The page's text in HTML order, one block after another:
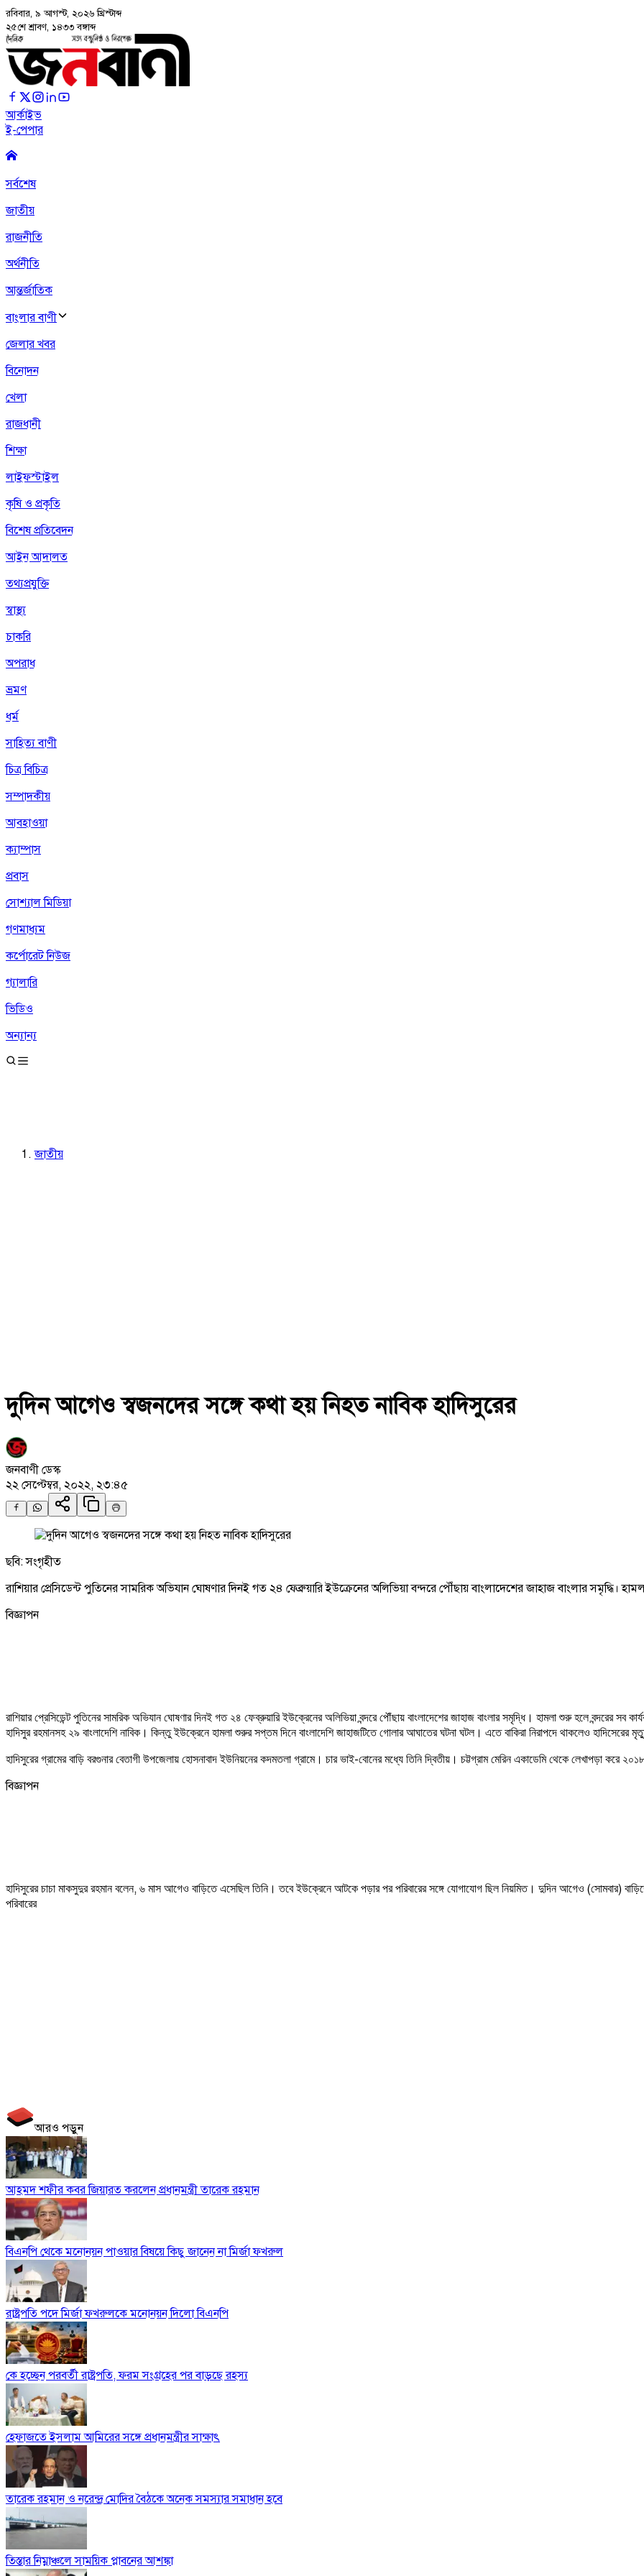
রবিবার, ৯ আগস্ট, ২০২৬ খ্রিস্টাব্দ
২৫শে শ্রাবণ, ১৪৩৩ বঙ্গাব্দ
আর্কাইভ
ই-পেপার
সর্বশেষ
জাতীয়
রাজনীতি
অর্থনীতি
আন্তর্জাতিক
বাংলার বাণী
জেলার খবর
বিনোদন
খেলা
রাজধানী
শিক্ষা
লাইফস্টাইল
কৃষি ও প্রকৃতি
বিশেষ প্রতিবেদন
আইন আদালত
তথ্যপ্রযুক্তি
স্বাস্থ্য
চাকরি
অপরাধ
ভ্রমণ
ধর্ম
সাহিত্য বাণী
চিত্র বিচিত্র
সম্পাদকীয়
আবহাওয়া
ক্যাম্পাস
প্রবাস
সোশ্যাল মিডিয়া
গণমাধ্যম
কর্পোরেট নিউজ
গ্যালারি
ভিডিও
অন্যান্য
জাতীয়
দুদিন আগেও স্বজনদের সঙ্গে কথা হয় নিহত নাবিক হাদিসুরের
জনবাণী ডেস্ক
২২ সেপ্টেম্বর, ২০২২, ২৩:৪৫
ছবি: সংগৃহীত
রাশিয়ার প্রেসিডেন্ট পুতিনের সামরিক অভিযান ঘোষণার দিনই গত ২৪ ফেব্রুয়ারি ইউক্রেনের অলিভিয়া বন্দরে পৌঁছায় বাংলাদেশের জাহাজ বাংলার সমৃদ্ধি।
বিজ্ঞাপন
রাশিয়ার প্রেসিডেন্ট পুতিনের সামরিক অভিযান ঘোষণার দিনই গত ২৪ ফেব্রুয়ারি ইউক্রেনের অলিভিয়া বন্দরে পৌঁছায় বাংলাদেশের জাহাজ বাংলার সমৃদ্ধি। হামলা শুরু হলে বন্দরের সব
হাদিসুর রহমানসহ ২৯ বাংলাদেশি নাবিক। কিন্তু ইউক্রেনে হামলা শুরুর সপ্তম দিনে বাংলাদেশি জাহাজটিতে গোলার আঘাতের ঘটনা ঘটল। এতে বাকিরা নিরাপদে থাকলেও হাদিসেরের
হাদিসুরের গ্রামের বাড়ি বরগুনার বেতাগী উপজেলায় হোসনাবাদ ইউনিয়নের কদমতলা গ্রামে। চার ভাই-বোনের মধ্যে তিনি দ্বিতীয়। চট্টগ্রাম মেরিন একাডেমি থেকে লেখাপড়া করে ২০১৮
বিজ্ঞাপন
হাদিসুরের চাচা মাকসুদুর রহমান বলেন, ৬ মাস আগেও বাড়িতে এসেছিল তিনি। তবে ইউক্রেনে আটকে পড়ার পর পরিবারের সঙ্গে যোগাযোগ ছিল নিয়মিত। দুদিন আগেও (সোমবার)
পরিবারের
আরও পড়ুন
আহমদ শফীর কবর জিয়ারত করলেন প্রধানমন্ত্রী তারেক রহমান
বিএনপি থেকে মনোনয়ন পাওয়ার বিষয়ে কিছু জানেন না মির্জা ফখরুল
রাষ্ট্রপতি পদে মির্জা ফখরুলকে মনোনয়ন দিলো বিএনপি
কে হচ্ছেন পরবর্তী রাষ্ট্রপতি, ফরম সংগ্রহের পর বাড়ছে রহস্য
হেফাজতে ইসলাম আমিরের সঙ্গে প্রধানমন্ত্রীর সাক্ষাৎ
তারেক রহমান ও নরেন্দ্র মোদির বৈঠকে অনেক সমস্যার সমাধান হবে
তিস্তার নিম্নাঞ্চলে সাময়িক প্লাবনের আশঙ্কা